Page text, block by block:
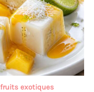
exotiques